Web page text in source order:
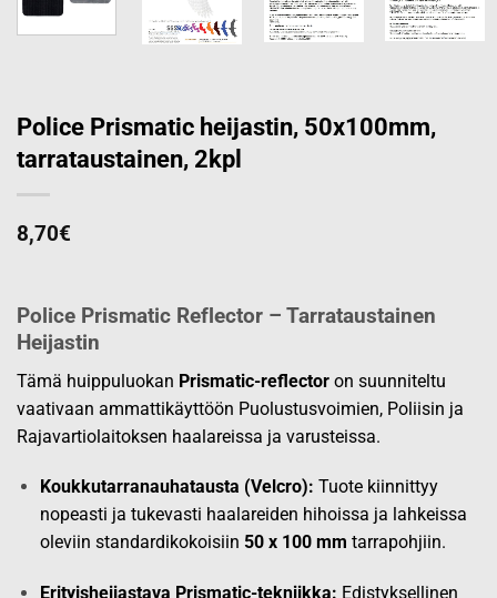
Police Prismatic heijastin, 50x100mm,
tarrataustainen, 2kpl
8,70€
Police Prismatic Reflector – Tarrataustainen
Heijastin
Tämä huippuluokan Prismatic-reflector on suunniteltu
vaativaan ammattikäyttöön Puolustusvoimien, Poliisin ja
Rajavartiolaitoksen haalareissa ja varusteissa.
Koukkutarranauhatausta (Velcro): Tuote kiinnittyy
nopeasti ja tukevasti haalareiden hihoissa ja lahkeissa
oleviin standardikokoisiin 50 x 100 mm tarrapohjiin.
Erityisheijastava Prismatic-tekniikka: Edistyksellinen